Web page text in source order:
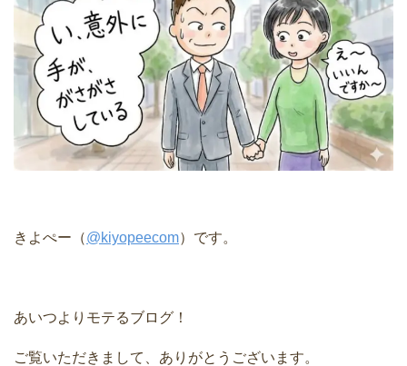
きよぺー（@kiyopeecom）です。
あいつよりモテるブログ！
ご覧いただきまして、ありがとうございます。